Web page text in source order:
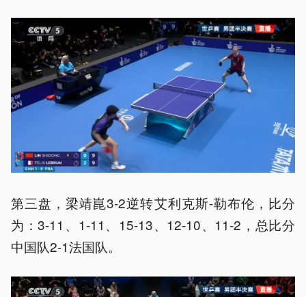
第三盘，梁靖崑3-2逆转艾利克斯-勒布伦，比分
为：3-11、1-11、15-13、12-10、11-2，总比分
中国队2-1法国队。